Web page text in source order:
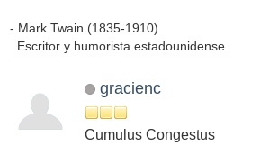
- Mark Twain (1835-1910)
Escritor y humorista estadounidense.
gracienc
Cumulus Congestus